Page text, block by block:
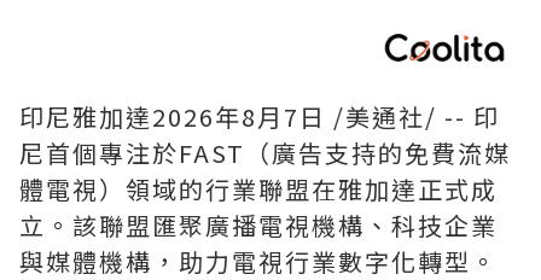
印尼雅加達2026年8月7日 /美通社/ -- 印
尼首個專注於FAST（廣告支持的免費流媒
體電視）領域的行業聯盟在雅加達正式成
立。該聯盟匯聚廣播電視機構、科技企業
與媒體機構，助力電視行業數字化轉型。